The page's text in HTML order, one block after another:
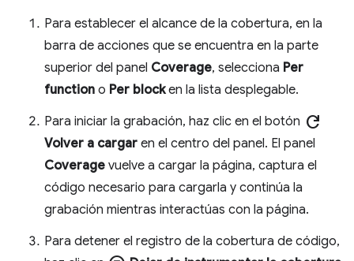
Para establecer el alcance de la cobertura, en la
barra de acciones que se encuentra en la parte
superior del panel Coverage, selecciona Per
function o Per blocken la lista desplegable.
Para iniciar la grabación, haz clic en el botón refresh
Volver a cargar en el centro del panel. El panel
Coverage vuelve a cargar la página, captura el
código necesario para cargarla y continúa la
grabación mientras interactúas con la página.
Para detener el registro de la cobertura de código,